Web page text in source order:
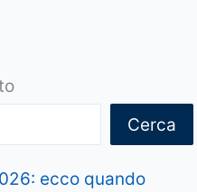
Cerca
ecco quando